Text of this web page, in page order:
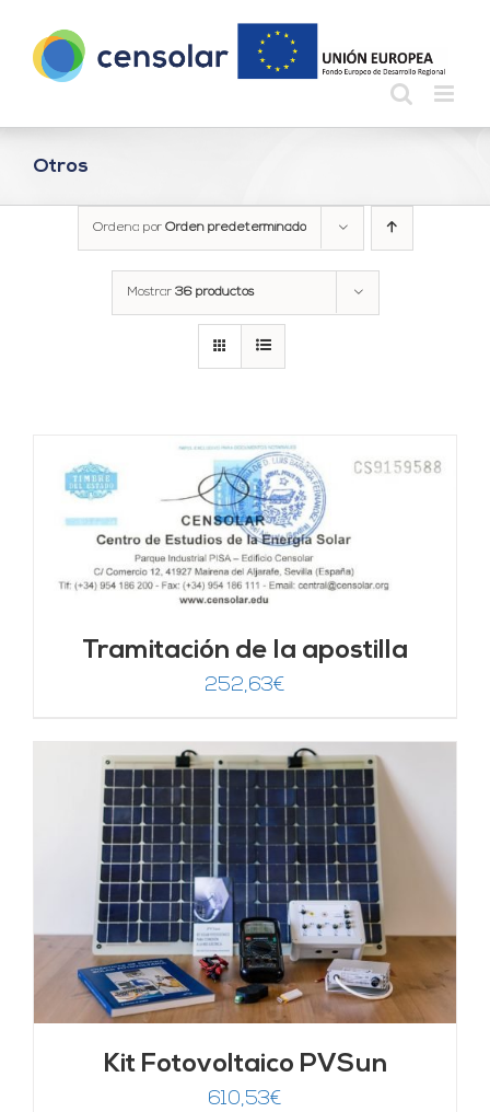
contenido
Otros
Ordena por Orden predeterminado
Mostrar 36 productos
Tramitación de la apostilla
252,63€
Kit Fotovoltaico PVSun
610,53€